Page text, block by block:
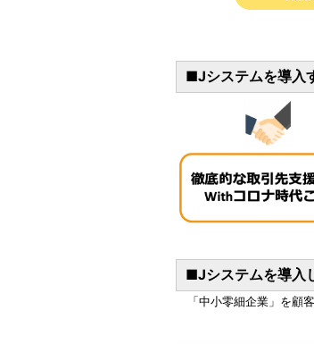
■Jシステムを導入
■Jシステムを導入
「中小零細企業」を顧